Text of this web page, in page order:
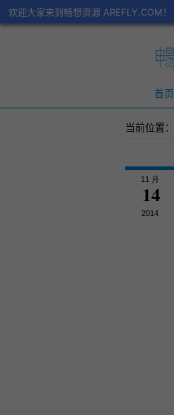
欢迎大家来到畅想资源 AREFLY.COM！
首页
当前位置：
11 月
14
2014